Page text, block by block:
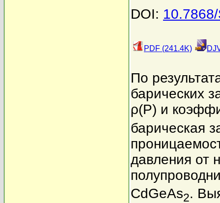
DOI:
PDF (241.4K)
По
барических
ρ(P) и
барическая
давления от
CdGeAs2.